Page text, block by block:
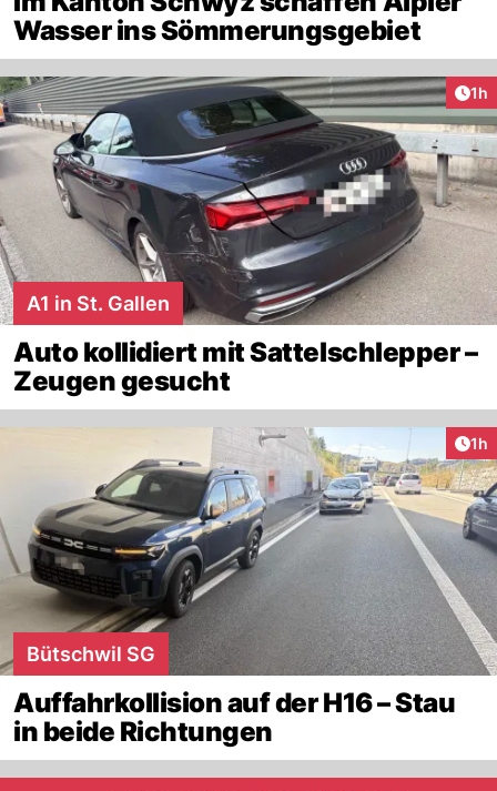
Wasser ins Sömmerungsgebiet
1h
A1 in St. Gallen
Auto kollidiert mit Sattelschlepper –
Zeugen gesucht
1h
Bütschwil SG
Auffahrkollision auf der H16 – Stau
in beide Richtungen